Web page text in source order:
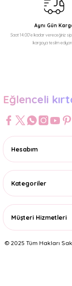
Aynı Gün
Saat 14:00'e kadar vereceğiniz
kargoya teslim
Eğlenceli
Hesabım
Kategoriler
Müşteri Hizmetleri
© 2025 Tüm Hakları